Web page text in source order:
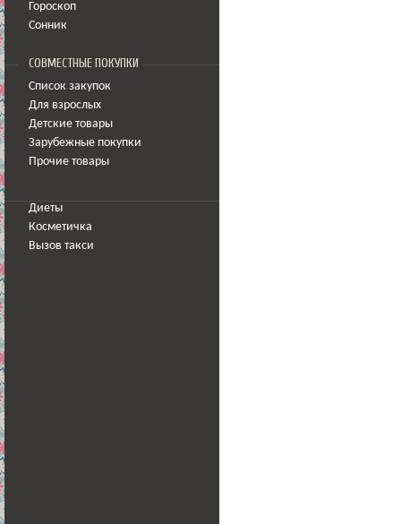
Гороскоп
Сонник
СОВМЕСТНЫЕ ПОКУПКИ
Список закупок
Для взрослых
Детские товары
Зарубежные покупки
Прочие товары
Диеты
Косметичка
Вызов такси